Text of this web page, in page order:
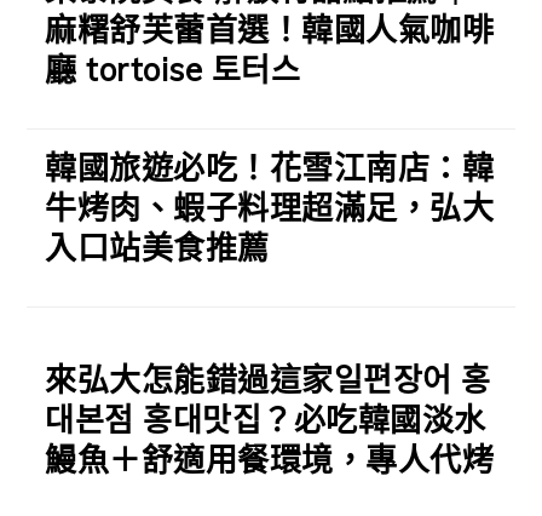
麻糬舒芙蕾首選！韓國人氣咖啡
廳 tortoise 토터스
韓國旅遊必吃！花雪江南店：韓
牛烤肉、蝦子料理超滿足，弘大
入口站美食推薦
來弘大怎能錯過這家일편장어 홍
대본점 홍대맛집？必吃韓國淡水
鰻魚＋舒適用餐環境，專人代烤